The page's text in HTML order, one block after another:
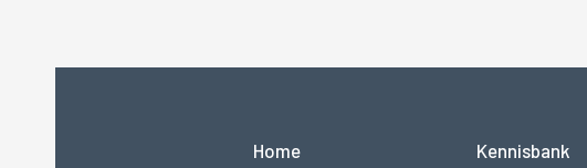
Home
Kennisbank